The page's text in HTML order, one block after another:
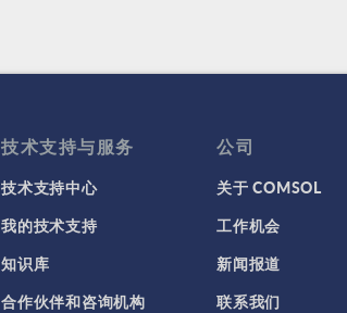
技术支持与服务
技术支持中心
我的技术支持
知识库
合作伙伴和咨询机构
公司
关于 COMSOL
工作机会
新闻报道
联系我们